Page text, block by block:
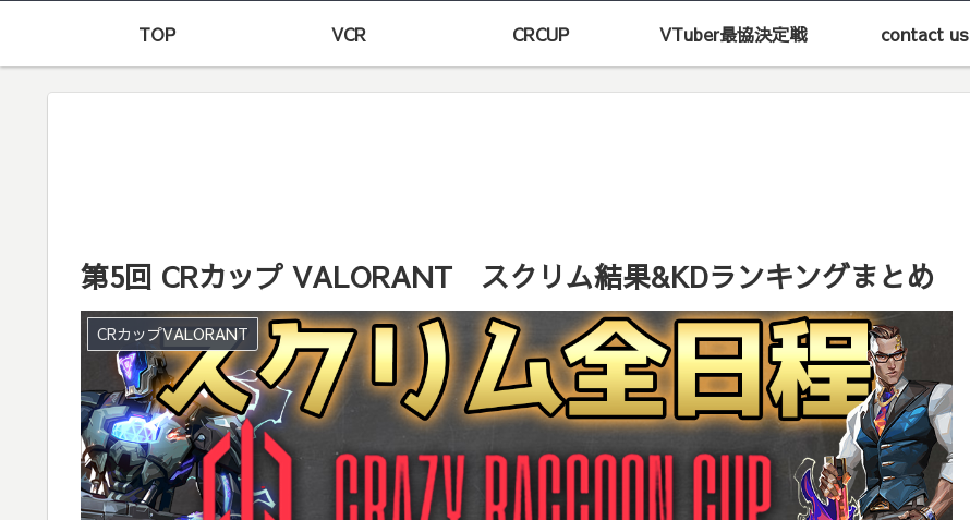
TOP VCR CRCUP VTuber最協決定戦 contact us
第5回 CRカップ VALORANT スクリム結果&KDランキングまとめ
CRカップVALORANT